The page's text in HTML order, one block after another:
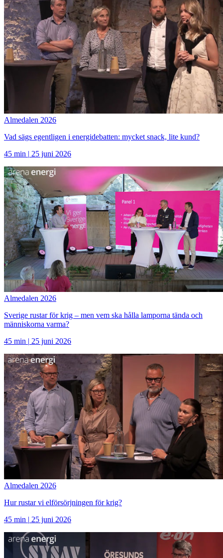
Almedalen 2026
Vad sägs egentligen i energidebatten: mycket snack, lite kund?
45 min | 25 juni 2026
Almedalen 2026
Sverige rustar för krig – men vem ska hålla lamporna tända och
människorna varma?
45 min | 25 juni 2026
Almedalen 2026
Hur rustar vi elförsörjningen för krig?
45 min | 25 juni 2026